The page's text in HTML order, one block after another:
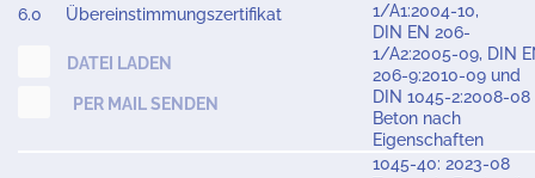
6.0 Übereinstimmungszertifikat
DATEI LADEN
PER MAIL SENDEN
1/A1:2004-10,
DIN EN 206-
1/A2:2005-09, DIN
206-9:2010-09 und
DIN 1045-2:2008-08
Beton nach
Eigenschaften
1045-40: 2023-08